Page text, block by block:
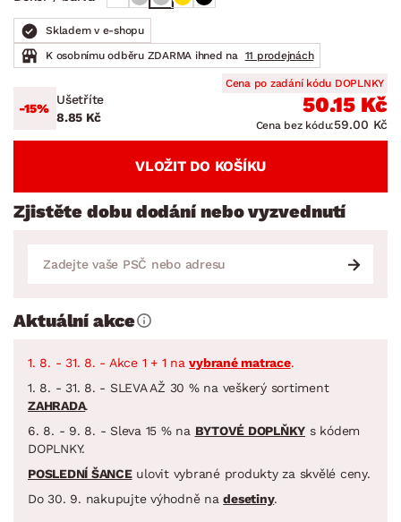
Skladem v e-shopu
K osobnímu odběru ZDARMA ihned na
11 prodejnách
-15%
Ušetříte
8.85 Kč
Cena po zadání kódu DOPLNKY
50.15 Kč
Cena bez kódu:59.00 Kč
VLOŽIT DO KOŠÍKU
Zjistěte dobu dodání nebo vyzvednutí
Aktuální akce
1. 8. - 31. 8. - Akce 1 + 1 navybrané matrace.
1. 8. - 31. 8. - SLEVA AŽ 30 % na veškerý sortiment
ZAHRADA.
6. 8. - 9. 8. - Sleva 15 % na BYTOVÉ DOPLŇKY s kódem
DOPLNKY.
POSLEDNÍ ŠANCEulovit vybrané produkty za skvělé ceny.
Do 30. 9. nakupujte výhodně nadesetiny.